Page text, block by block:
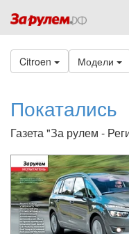
Citroen Модели
Покатались
Газета "За рулем -